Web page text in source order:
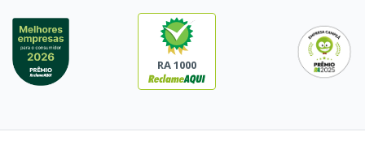
RA 1000